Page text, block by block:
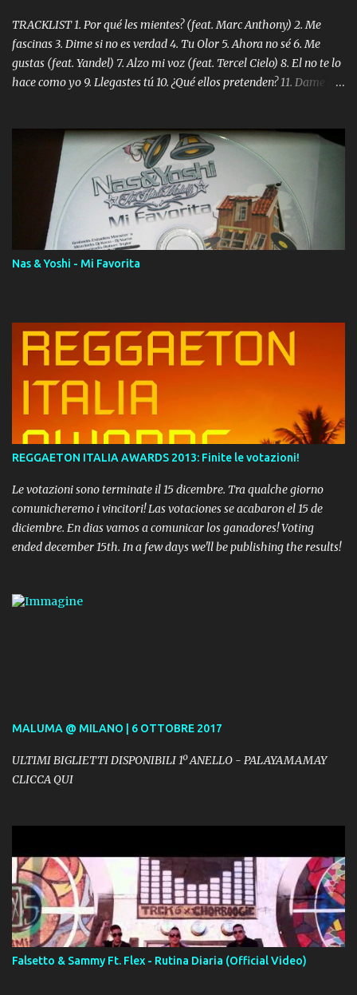
TRACKLIST 1. Por qué les mientes? (feat. Marc Anthony) 2. Me
fascinas 3. Dime si no es verdad 4. Tu Olor 5. Ahora no sé 6. Me
gustas (feat. Yandel) 7. Alzo mi voz (feat. Tercel Cielo) 8. El no te lo
hace como yo 9. Llegastes tú 10. ¿Qué ellos pretenden? 11. Dame la
Digital Booklet – Invicto ----------------------------- Nota:
Album proposto al massimo della qualità in formato iTunes Plus
AAC M4A; comprato su iTunes e a disposizione vostra per il
download. REGGAETON ITALIA Nosotros Somos Los Del
Momento!
Nas & Yoshi - Mi Favorita
REGGAETON ITALIA AWARDS 2013: Finite le votazioni!
Le votazioni sono terminate il 15 dicembre. Tra qualche giorno
comunicheremo i vincitori! Las votaciones se acabaron el 15 de
diciembre. En dias vamos a comunicar los ganadores! Voting
ended december 15th. In a few days we'll be publishing the results!
MALUMA @ MILANO | 6 OTTOBRE 2017
ULTIMI BIGLIETTI DISPONIBILI 1º ANELLO - PALAYAMAMAY
CLICCA QUI
Falsetto & Sammy Ft. Flex - Rutina Diaria (Official Video)